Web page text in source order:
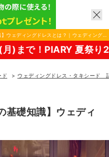
】ウェディングドレスとは？｜ウェディング
アリー）
夏祭り2026！
ド ウェディングドレス・タキシード
基礎知識】ウェディ